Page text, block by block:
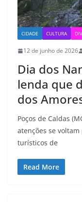
CIDADE CULTURA
12 de junho de 2026
Dia dos
lenda que
dos
Poços de Caldas
atenções se
turísticos de
Read More